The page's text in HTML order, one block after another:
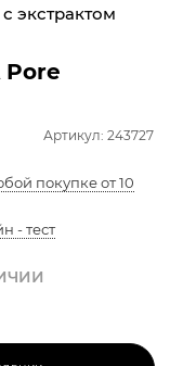
экстрактом
Pore
Артикул: 243727
покупке от 10
- тест